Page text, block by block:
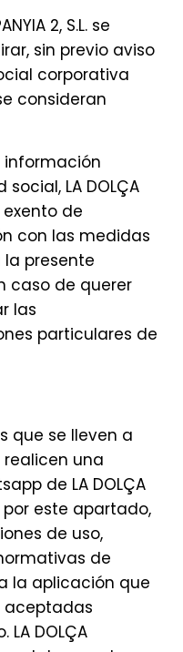
2, S.L. se
sin previo aviso
corporativa
consideran
información
LA DOLÇA
exento de
con las medidas
presente
caso de querer
las
particulares de
que se lleven a
una
de LA DOLÇA
por este apartado,
de uso,
de
la aplicación que
aceptadas
DOLÇA